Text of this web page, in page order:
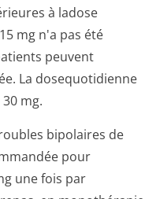
à ladose
mg n'a pas été
peuvent
La dosequotidienne
mg.
bipolaires de
pour
une fois par